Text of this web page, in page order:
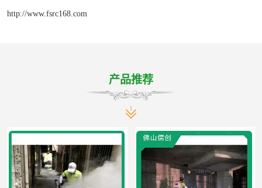
http://www.fsrc168.com
产品推荐